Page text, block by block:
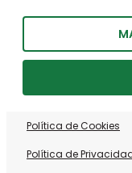
Política de Cookies
Política de